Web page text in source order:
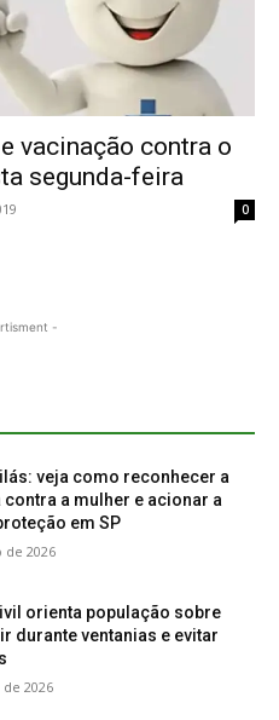
vacinação contra o
segunda-feira
0
-
veja como reconhecer a
a mulher e acionar a
em SP
de 2026
orienta população sobre
durante ventanias e evitar
2026